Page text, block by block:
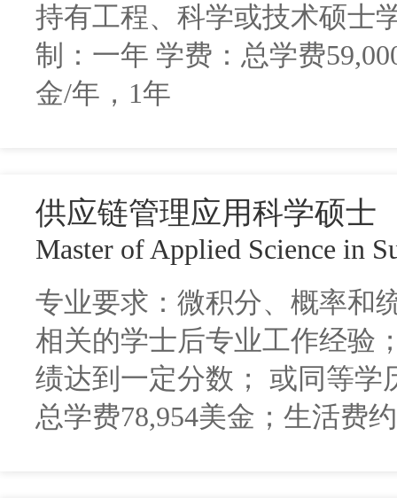
持有工程、科学或技术硕士
制：一年 学费：总学费
金/年，1年
供应链管理应用科学硕士
Master of Applied Science in
专业要求：微积分、概率和
相关的学士后专业工作经验
绩达到一定分数； 或同等学
总学费78,954美金；生活费